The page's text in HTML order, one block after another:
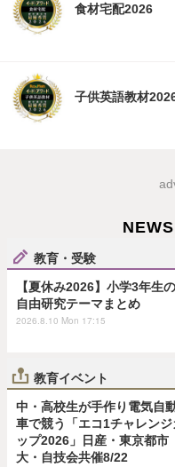
食材宅配2026
子供英語教材
教育・受験
【夏休み2026】小学3年生の
自由研究テーマまとめ
2026.8.10 Mon 17:15
教育イベント
中・高校生が手作り電気自
車で競う「エコ1チャレンジ
ップ2026」日産・東京都市
大・自技会共催8/22